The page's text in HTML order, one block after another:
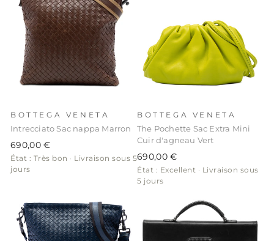
BOTTEGA VENETA
Intrecciato Sac nappa Marron
690,00 €
État : Très bon · Livraison sous 5
jours
BOTTEGA VENETA
The Pochette Sac Extra Mini
Cuir d'agneau Vert
690,00 €
État : Excellent · Livraison sous
5 jours